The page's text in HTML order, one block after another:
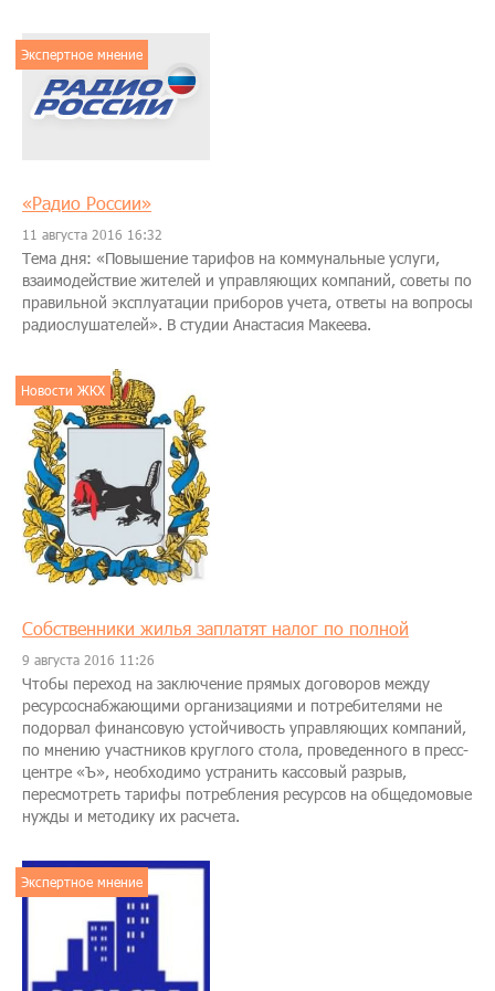
Экспертное мнение
«Радио России»
11 августа 2016 16:32
Тема дня: «Повышение тарифов на коммунальные услуги,
взаимодействие жителей и управляющих компаний, советы по
правильной эксплуатации приборов учета, ответы на вопросы
радиослушателей». В студии Анастасия Макеева.
Новости ЖКХ
Собственники жилья заплатят налог по полной
9 августа 2016 11:26
Чтобы переход на заключение прямых договоров между
ресурсоснабжающими организациями и потребителями не
подорвал финансовую устойчивость управляющих компаний,
по мнению участников круглого стола, проведенного в пресс-
центре «Ъ», необходимо устранить кассовый разрыв,
пересмотреть тарифы потребления ресурсов на общедомовые
нужды и методику их расчета.
Экспертное мнение